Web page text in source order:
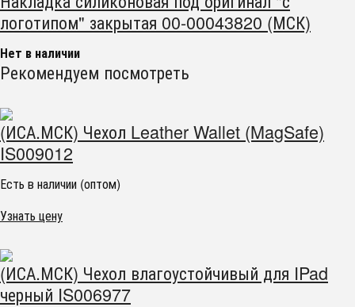
логотипом" закрытая 00-00043820 (МСК)
Нет в наличии
Рекомендуем посмотреть
(ИСА.МСК) Чехол Leather Wallet (MagSafe)
IS009012
Есть в наличии (оптом)
Узнать цену
(ИСА.МСК) Чехол влагоустойчивый для IPad
черный IS006977